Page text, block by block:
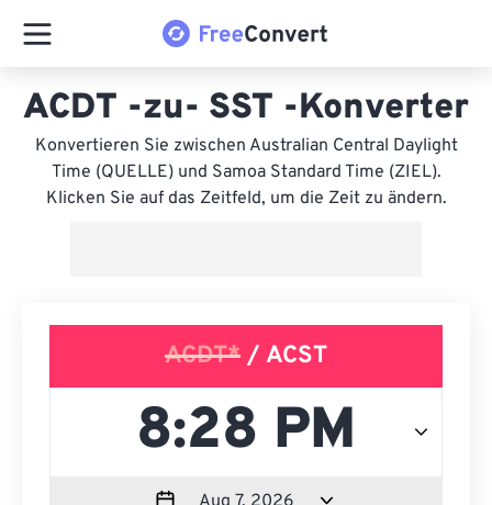
ACDT -zu- SST -Konverter
Konvertieren Sie zwischen Australian Central Daylight
Time (QUELLE) und Samoa Standard Time (ZIEL).
Klicken Sie auf das Zeitfeld, um die Zeit zu ändern.
ACDT* / ACST